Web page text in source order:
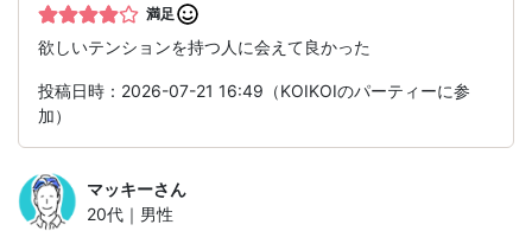
満足
欲しいテンションを持つ人に会えて良かった
投稿日時：2026-07-21 16:49（KOIKOIのパーティーに参
加）
マッキーさん
20代｜男性